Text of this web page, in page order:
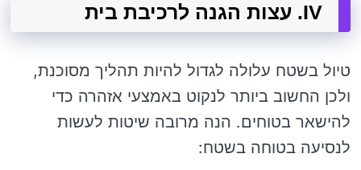
IV. עצות הגנה לרכיבת בית
טיול בשטח עלולה לגדול להיות תהליך מסוכנת,
ולכן החשוב ביותר לנקוט באמצעי אזהרה כדי
להישאר בטוחים. הנה מרובה שיטות לעשות
לנסיעה בטוחה בשטח: